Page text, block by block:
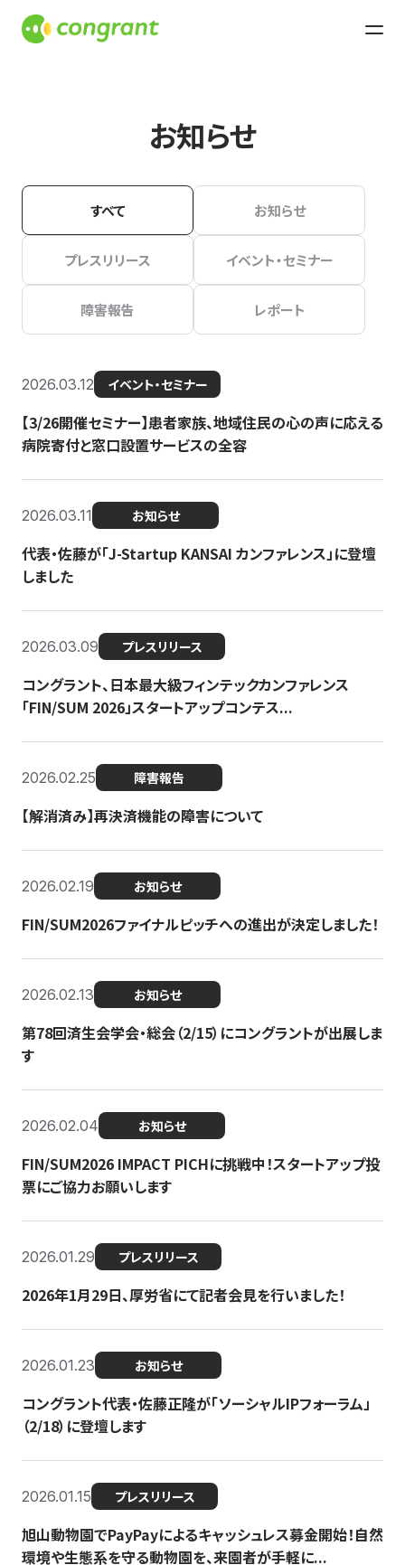
お知らせ
すべて お知らせ
プレスリリース イベント・セミナー
障害報告 レポート
2026.03.12 イベント・セミナー
【3/26開催セミナー】患者家族、地域住民の心の声に応える
病院寄付と窓口設置サービスの全容
2026.03.11 お知らせ
代表・佐藤が「J-Startup KANSAI カンファレンス」に登壇
しました
2026.03.09 プレスリリース
コングラント、日本最大級フィンテックカンファレンス
「FIN/SUM 2026」スタートアップコンテス...
2026.02.25 障害報告
【解消済み】再決済機能の障害について
2026.02.19 お知らせ
FIN/SUM2026ファイナルピッチへの進出が決定しました！
2026.02.13 お知らせ
第78回済生会学会・総会（2/15）にコングラントが出展しま
す
2026.02.04 お知らせ
FIN/SUM2026 IMPACT PICHに挑戦中！スタートアップ投
票にご協力お願いします
2026.01.29 プレスリリース
2026年1月29日、厚労省にて記者会見を行いました！
2026.01.23 お知らせ
コングラント代表・佐藤正隆が「ソーシャルIPフォーラム」
（2/18）に登壇します
2026.01.15 プレスリリース
旭山動物園でPayPayによるキャッシュレス募金開始！自然
環境や生態系を守る動物園を、来園者が手軽に...